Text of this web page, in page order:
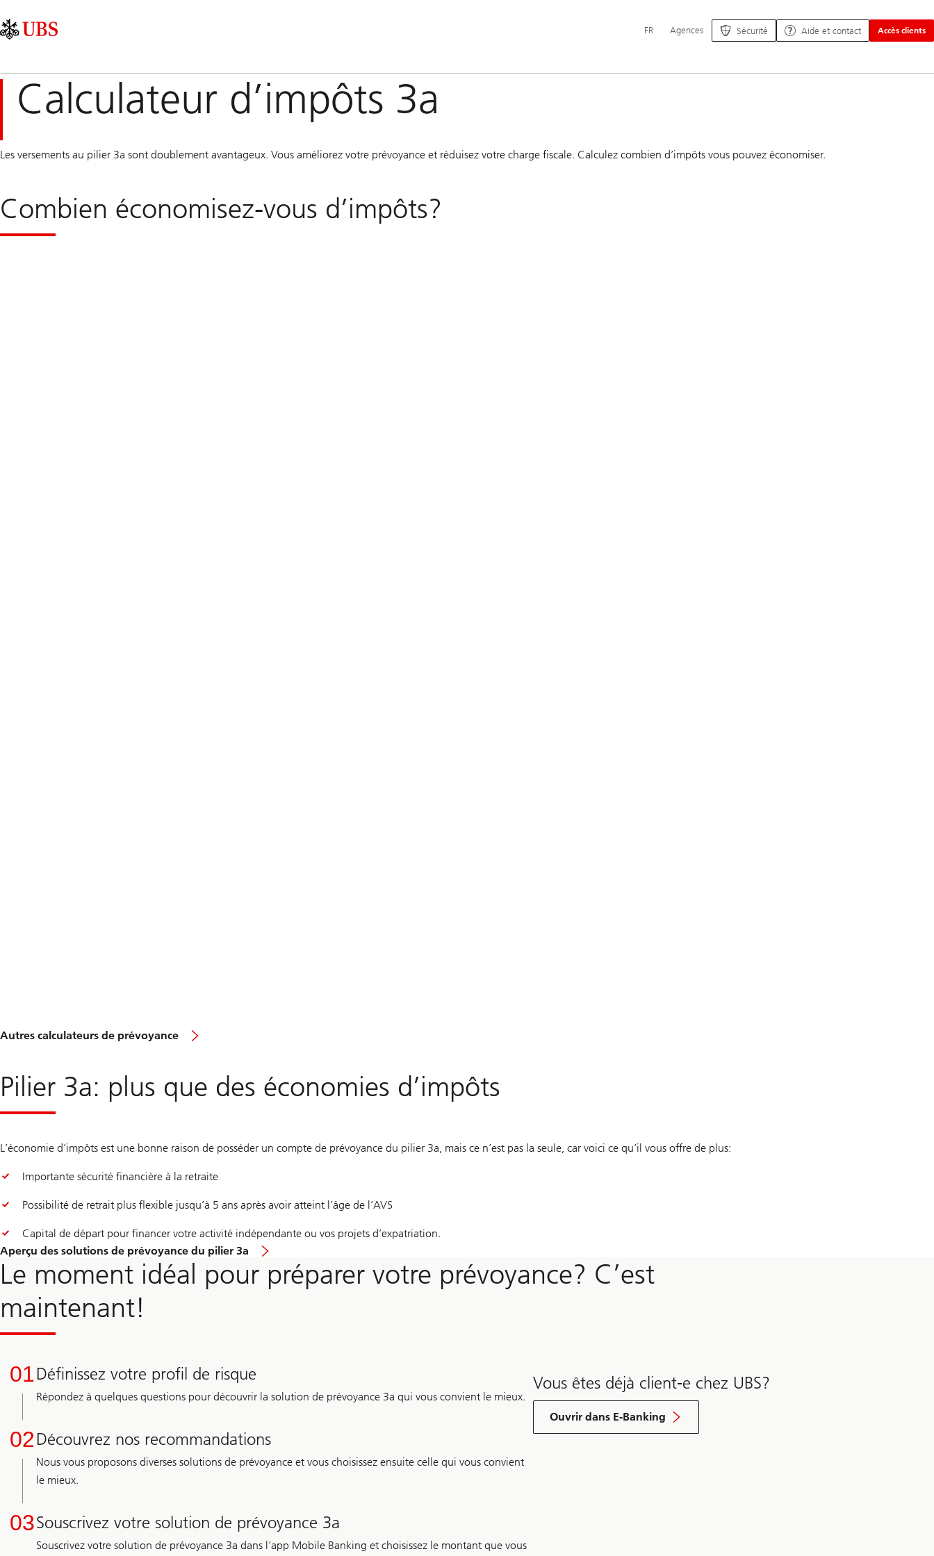
Area
principale
principale
FR Agences Sécurité Aide et contact Accès clients
Calculateur d’impôts 3a
Les versements au pilier 3a sont doublement avantageux. Vous améliorez votre prévoyance et réduisez votre charge fiscale. Calculez combien d’impôts vous pouvez économiser.
Combien économisez-vous d’impôts?
Autres calculateurs de prévoyance
Pilier 3a: plus que des économies d’impôts
L’économie d’impôts est une bonne raison de posséder un compte de prévoyance du pilier 3a, mais ce n’est pas la seule, car voici ce qu’il vous offre de plus:
Importante sécurité financière à la retraite
Possibilité de retrait plus flexible jusqu’à 5 ans après avoir atteint l’âge de l’AVS
Capital de départ pour financer votre activité indépendante ou vos projets d’expatriation.
Aperçu des solutions de prévoyance du pilier 3a
Le moment idéal pour préparer votre prévoyance? C’est
maintenant!
01Définissez votre profil de risque
Répondez à quelques questions pour découvrir la solution de prévoyance 3a qui vous convient le mieux.
02Découvrez nos recommandations
Nous vous proposons diverses solutions de prévoyance et vous choisissez ensuite celle qui vous convient
le mieux.
03Souscrivez votre solution de prévoyance 3a
Souscrivez votre solution de prévoyance 3a dans l’app Mobile Banking et choisissez le montant que vous
Vous êtes déjà client-e chez UBS?
Ouvrir dans E-Banking